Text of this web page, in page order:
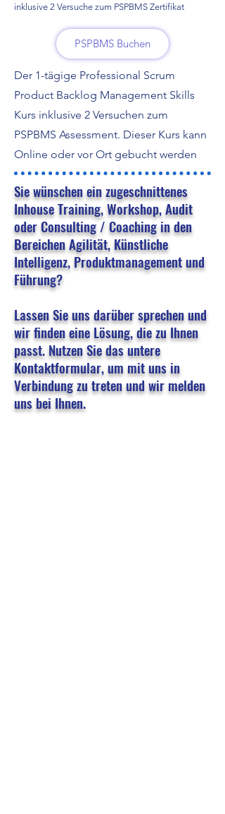
inklusive 2 Versuche zum PSPBMS Zertifikat
PSPBMS Buchen
Der 1-tägige Professional Scrum
Product Backlog Management Skills
Kurs inklusive 2 Versuchen zum
PSPBMS Assessment. Dieser Kurs kann
Online oder vor Ort gebucht werden
Sie wünschen ein zugeschnittenes
Inhouse Training, Workshop, Audit
oder Consulting / Coaching in den
Bereichen Agilität, Künstliche
Intelligenz, Produktmanagement und
Führung?
Lassen Sie uns darüber sprechen und
wir finden eine Lösung, die zu Ihnen
passt. Nutzen Sie das untere
Kontaktformular, um mit uns in
Verbindung zu treten und wir melden
uns bei Ihnen.